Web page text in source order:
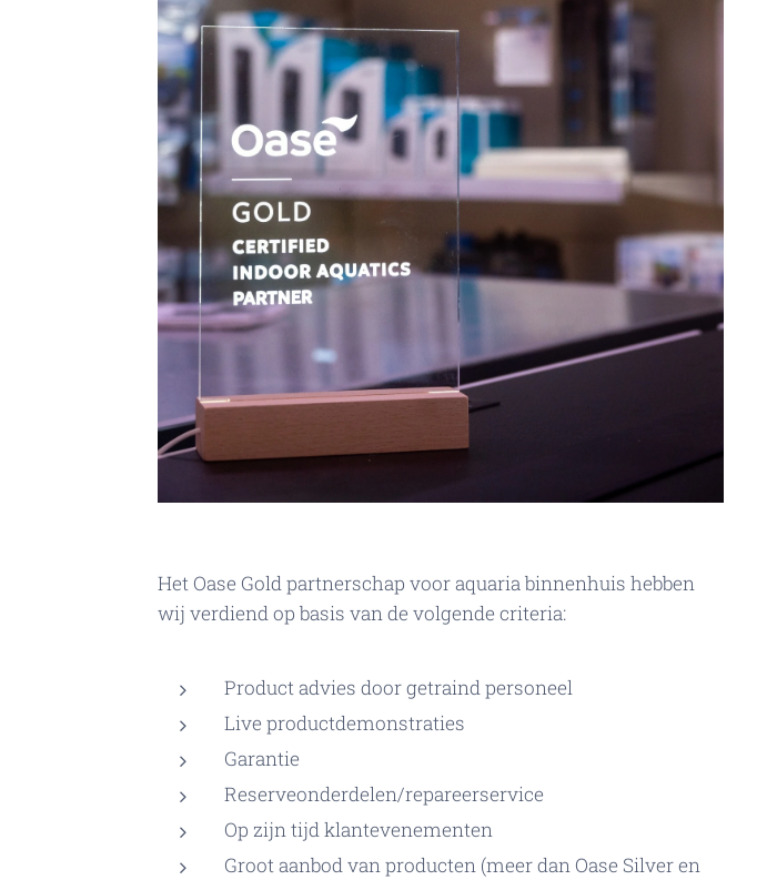
Het Oase Gold partnerschap voor aquaria binnenhuis hebben
wij verdiend op basis van de volgende criteria:
Product advies door getraind personeel
Live productdemonstraties
Garantie
Reserveonderdelen/repareerservice
Op zijn tijd klantevenementen
Groot aanbod van producten (meer dan Oase Silver en